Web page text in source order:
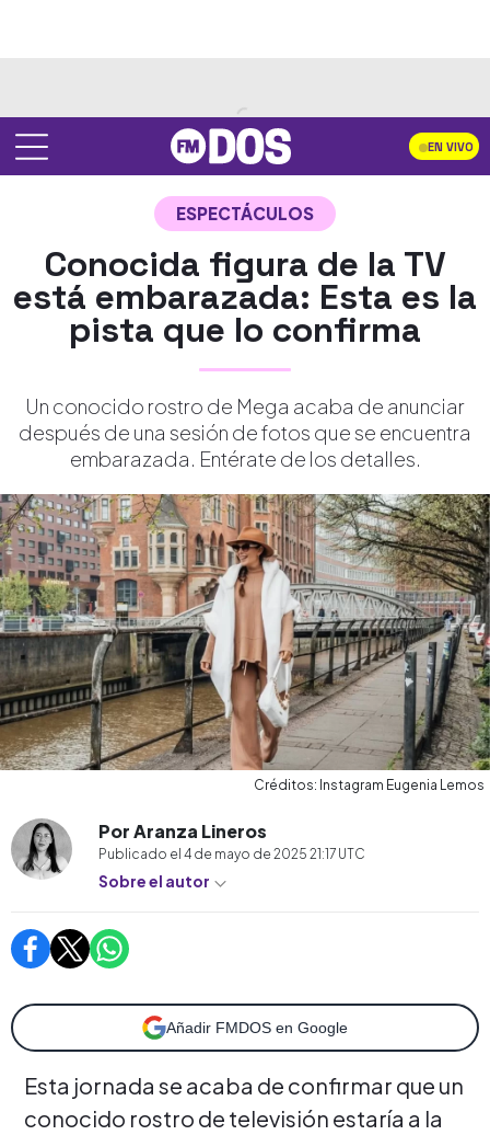
EN VIVO
ESPECTÁCULOS
Conocida figura de la TV
está embarazada: Esta es la
pista que lo confirma
Un conocido rostro de Mega acaba de anunciar
después de una sesión de fotos que se encuentra
embarazada. Entérate de los detalles.
Créditos: Instagram Eugenia Lemos
Por Aranza Lineros
Publicado el 4 de mayo de 2025 21:17 UTC
Sobre el autor
Añadir FMDOS en Google
Esta jornada se acaba de confirmar que un
conocido rostro de televisión estaría a la